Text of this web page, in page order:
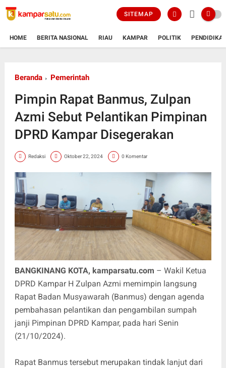
SITEMAP
HOME BERITA NASIONAL RIAU KAMPAR POLITIK
Beranda Pemerintah
Pimpin Rapat Banmus, Zulpan
Azmi Sebut Pelantikan Pimpinan
DPRD Kampar Disegerakan
Redaksi Oktober 22, 2024 0 Komentar
BANGKINANG KOTA, kamparsatu.com – Wakil Ketua
DPRD Kampar H Zulpan Azmi memimpin langsung
Rapat Badan Musyawarah (Banmus) dengan agenda
pembahasan pelantikan dan pengambilan sumpah
janji Pimpinan DPRD Kampar, pada hari Senin
(21/10/2024).
Rapat Banmus tersebut merupakan tindak lanjut dari